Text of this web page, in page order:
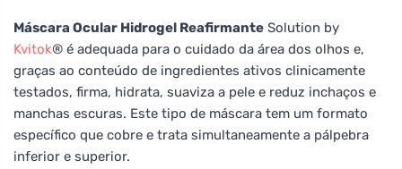
Máscara Ocular Hidrogel Reafirmante Solution by
Kvitok® é adequada para o cuidado da área dos olhos e,
graças ao conteúdo de ingredientes ativos clinicamente
testados, firma, hidrata, suaviza a pele e reduz inchaços e
manchas escuras. Este tipo de máscara tem um formato
específico que cobre e trata simultaneamente a pálpebra
inferior e superior.